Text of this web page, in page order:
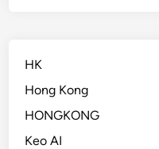
HK
Hong Kong
HONGKONG
Keo AI